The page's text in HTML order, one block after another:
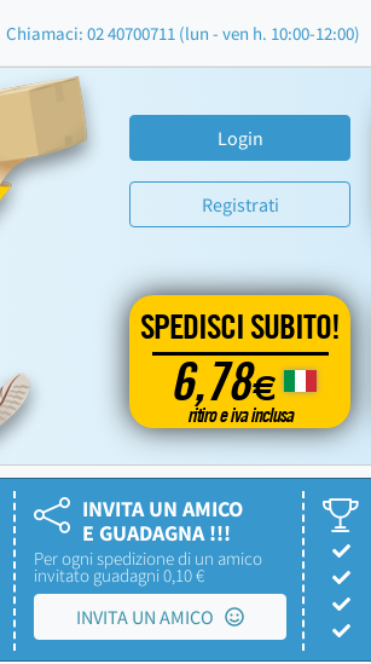
Chiamaci: 02 40700711 (lun - ven h. 10:00-12:00)
Login
Registrati
SPEDISCI SUBITO!
6,78€
ritiro e iva inclusa
INVITA UN AMICO
E GUADAGNA !!!
Per ogni spedizione di un amico
invitato guadagni 0,10 €
INVITA UN AMICO